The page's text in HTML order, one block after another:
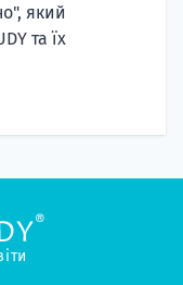
який
та їх